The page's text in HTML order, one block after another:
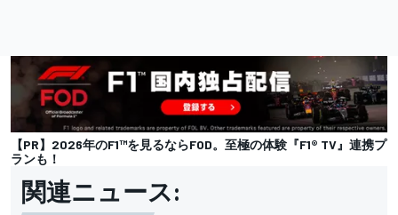
【PR】2026年のF1™︎を見るならFOD。至極の体験『F1® TV』連携プ
ランも！
関連ニュース: